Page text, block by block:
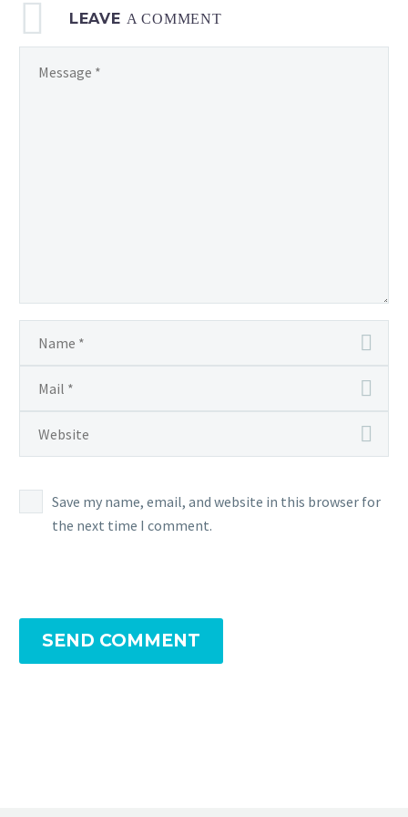
LEAVE A COMMENT
Save my name, email, and website in this browser for
the next time I comment.
SEND COMMENT